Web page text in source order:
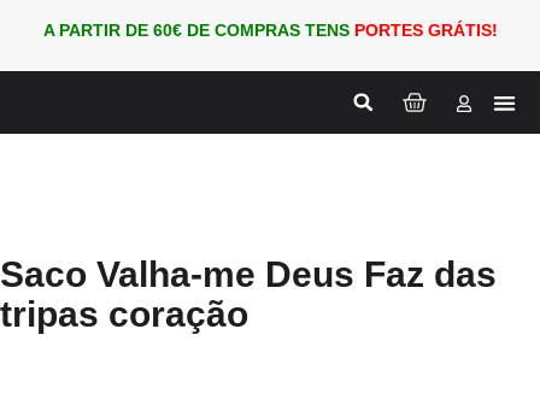
A PARTIR DE 60€ DE COMPRAS TENS PORTES GRÁTIS!
Saco Valha-me Deus Faz das
tripas coração